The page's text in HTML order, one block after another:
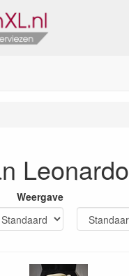
Leonardo
Weergave